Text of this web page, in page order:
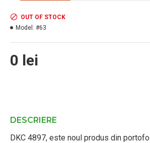
0 lei
OUT OF STOCK
Model: #63
DESCRIERE
DKC 4897, este noul produs din